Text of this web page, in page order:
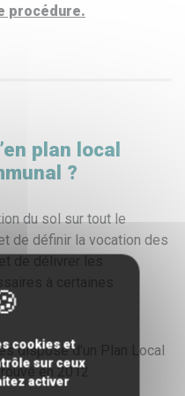
procédure.
plan local
?
du sol sur tout le
de définir la vocation des
de délivrer les
à certaines
dispose d’un Plan Local
en 2012.
cookies et
sur ceux
activer